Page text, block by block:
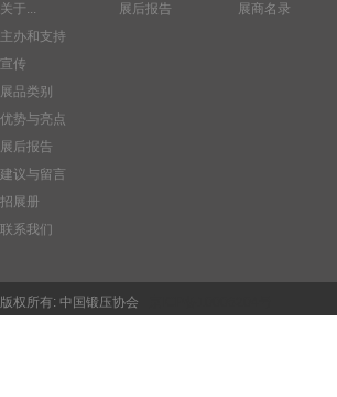
关于...
主办和支持
宣传
展品类别
优势与亮点
展后报告
建议与留言
招展册
联系我们
展后报告 展商名录
版权所有: 中国锻压协会